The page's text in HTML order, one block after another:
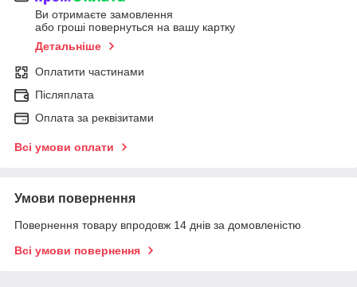
Ви отримаєте замовлення
або гроші повернуться на вашу картку
Детальніше
Оплатити частинами
Післяплата
Оплата за реквізитами
Всі умови оплати
Умови повернення
Повернення товару впродовж 14 днів за домовленістю
Всі умови повернення